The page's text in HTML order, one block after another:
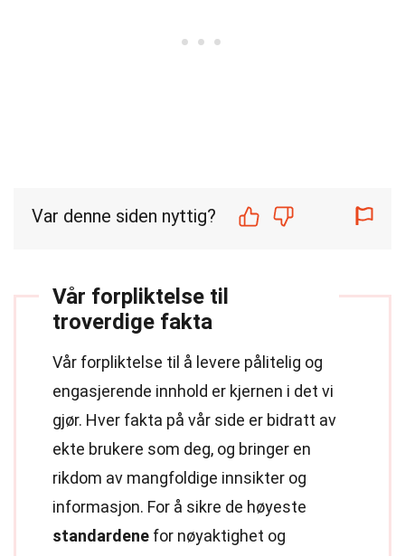
Var denne siden nyttig?
Vår forpliktelse til
troverdige fakta
Vår forpliktelse til å levere pålitelig og
engasjerende innhold er kjernen i det vi
gjør. Hver fakta på vår side er bidratt av
ekte brukere som deg, og bringer en
rikdom av mangfoldige innsikter og
informasjon. For å sikre de høyeste
standardene for nøyaktighet og